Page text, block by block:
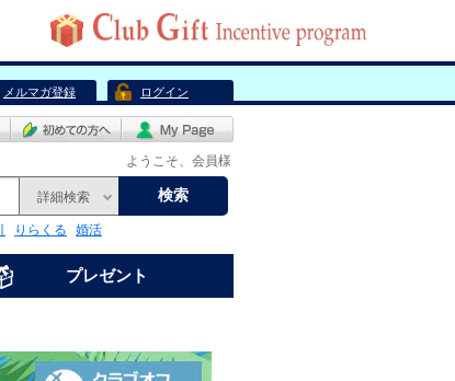
メルマガ登録 ログイン
ようこそ、会員様
詳細検索 検索
りらくる 婚活
プレゼント